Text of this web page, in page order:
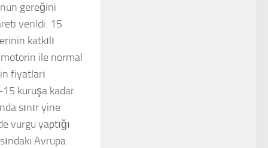
gereğini
verildi. 15
katkılı
motorin ile normal
fiyatları
15 kuruşa kadar
sınır yine
vurgu yaptığı
Avrupa